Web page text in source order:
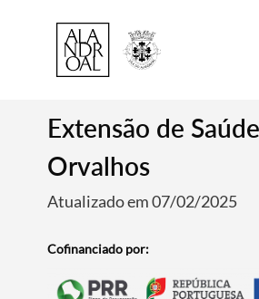
Extensão de
Orvalhos
Atualizado em 07/02/2025
Cofinanciado por: